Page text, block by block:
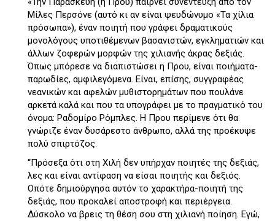
Μίλες Περσόνε (αυτό κι αν είναι ψευδώνυμο «Τα χίλια
πρόσωπα»), έναν ποιητή που γράφει δραματικούς
μονολόγους υποτιθέμενων βασανιστών, εγκληματιών και
άλλων ζοφερών μορφών της χιλιανής άκρας δεξιάς.
Όπως μπόρεσε να διαπιστώσει η Πρου, είναι ποιήματα-
παρωδίες, αμφιλεγόμενα. Είναι, επίσης, συγγραφέας
νεανικών και αφελών μυθιστορημάτων που πουλάνε
αρκετά καλά και που τα υπογράφει με το πραγματικό του
όνομα: Ραδομίρο Ρόμπλες. Η Πρου περίμενε ότι θα
γνώριζε έναν δυσάρεστο άνθρωπο, αλλά της προέκυψε
πολύ σπιρτόζος.
“Πρόσεξα ότι στη Χιλή δεν υπήρχαν ποιητές της δεξιάς,
λες και είναι αντίφαση να είσαι ποιητής και δεξιός.
Οπότε δημιούργησα αυτόν το χαρακτήρα-ποιητή της
δεξιάς, που προκαλεί αποστροφή και περιέργεια.
Δύσκολο να βρεις τη θέση σου στη χιλιανή ποίηση. Εγώ,